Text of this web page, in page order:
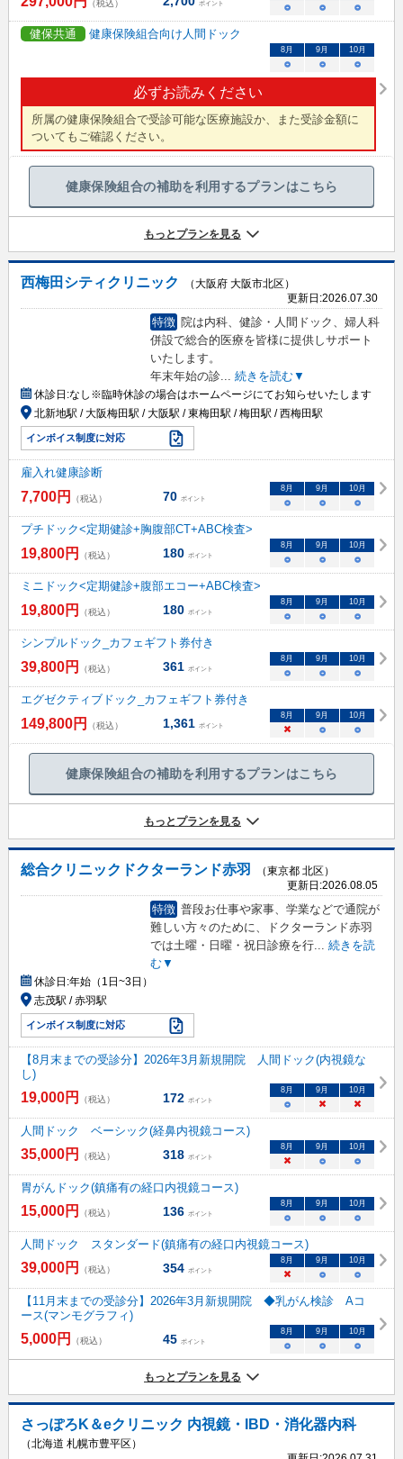
（税込） ポイント ○ ○ ○
健保共通 健康保険組合向け人間ドック
必ずお読みください
所属の健康保険組合で受診可能な医療施設か、また受診金額に
ついてもご確認ください。
8月 9月 10月
○ ○ ○
健康保険組合の補助を利用するプランはこちら
もっとプランを見る
西梅田シティクリニック
（大阪府 大阪市北区）
更新日:2026.07.30
特徴 院は内科、健診・人間ドック、婦人科
併設で総合的医療を皆様に提供しサポート
いたします。
年末年始の診... 続きを読む▼
休診日:なし※臨時休診の場合はホームページにてお知らせいたします
北新地駅 / 大阪梅田駅 / 大阪駅 / 東梅田駅 / 梅田駅 / 西梅田駅
インボイス制度に対応
雇入れ健康診断
7,700円 （税込） 70 ポイント
8月 9月 10月
○ ○ ○
プチドック<定期健診+胸腹部CT+ABC検査>
19,800円 （税込） 180 ポイント
8月 9月 10月
○ ○ ○
ミニドック<定期健診+腹部エコー+ABC検査>
19,800円 （税込） 180 ポイント
8月 9月 10月
○ ○ ○
シンプルドック_カフェギフト券付き
39,800円 （税込） 361 ポイント
8月 9月 10月
○ ○ ○
エグゼクティブドック_カフェギフト券付き
149,800円 （税込） 1,361 ポイント
8月 9月 10月
× ○ ○
健康保険組合の補助を利用するプランはこちら
もっとプランを見る
総合クリニックドクターランド赤羽
（東京都 北区）
更新日:2026.08.05
特徴 普段お仕事や家事、学業などで通院が
難しい方々のために、ドクターランド赤羽
では土曜・日曜・祝日診療を行...
続きを読
む▼
休診日:年始（1日~3日）
志茂駅 / 赤羽駅
インボイス制度に対応
【8月末までの受診分】2026年3月新規開院 人間ドック(内視鏡な
し)
19,000円 （税込） 172 ポイント
8 月 9 月 10月
○ × ×
人間ドック ベーシック(経鼻内視鏡コース)
35,000円 （税込） 318 ポイント
8 月 9 月 10月
× ○ ○
胃がんドック(鎮痛有の経口内視鏡コース)
15,000円 （税込） 136 ポイント
8 月 9 月 10月
○ ○ ○
人間ドック スタンダード(鎮痛有の経口内視鏡コース)
39,000円 （税込） 354 ポイント
8 月 9 月 10月
× ○ ○
【11月末までの受診分】2026年3月新規開院 ◆乳がん検診 Aコ
ース(マンモグラフィ)
5,000円 （税込） 45 ポイント
8 月 9 月 10月
○ ○ ○
もっとプランを見る
さっぽろK＆eクリニック 内視鏡・IBD・消化器内科
（北海道 札幌市豊平区）